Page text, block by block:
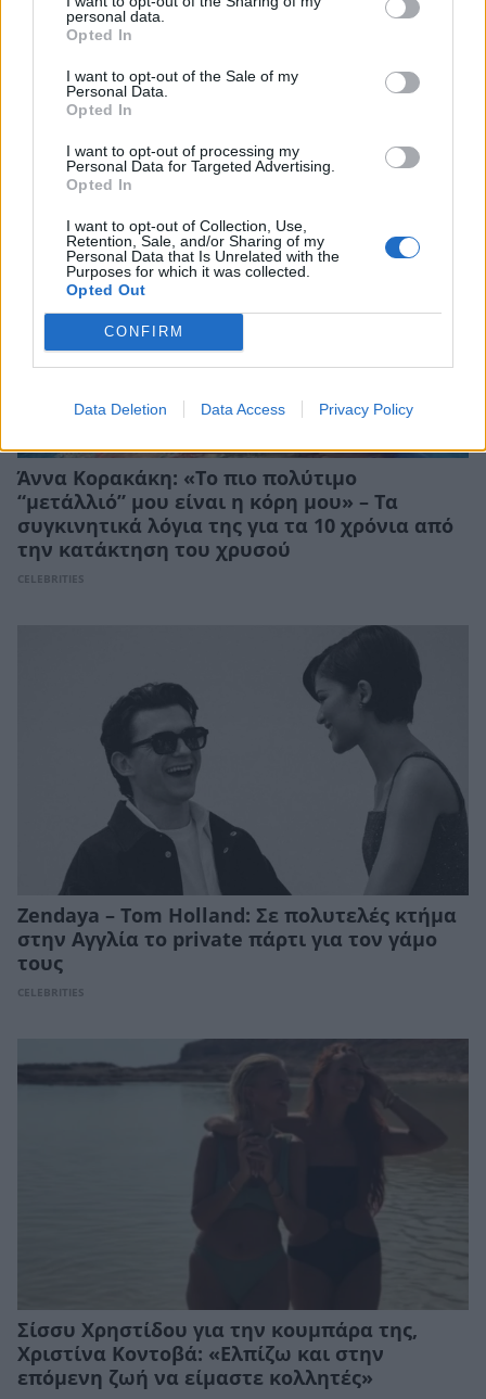
personal data.
Opted In
I want to opt-out of the Sale of my
Personal Data.
Opted In
I want to opt-out of processing my
Personal Data for Targeted Advertising.
Opted In
I want to opt-out of Collection, Use,
Retention, Sale, and/or Sharing of my
Personal Data that Is Unrelated with the
Purposes for which it was collected.
Opted Out
CONFIRM
Data Deletion Data Access Privacy Policy
στην Πάρο με τον σύζυγό της, την Τίνα
Μεσσαροπούλου και τον Γιώργο Μυλωνάκη
Άννα Κορακάκη: «Το πιο πολύτιμο
“μετάλλιό” μου είναι η κόρη μου» – Τα
συγκινητικά λόγια της για τα 10 χρόνια από
την κατάκτηση του χρυσού
CELEBRITIES
Zendaya – Tom Holland: Σε πολυτελές κτήμα
στην Αγγλία το private πάρτι για τον γάμο
τους
CELEBRITIES
Σίσσυ Χρηστίδου για την κουμπάρα της,
Xριστίνα Κοντοβά: «Ελπίζω και στην
επόμενη ζωή να είμαστε κολλητές»